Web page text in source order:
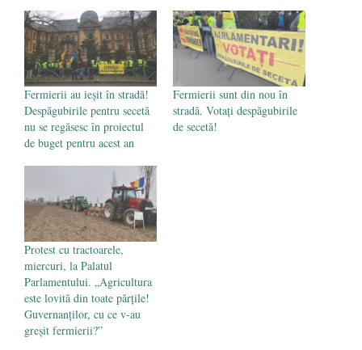
Voicescu, pomenit, duminică, la
Mănăstirea Cernica - 27 iulie 2024
Fermierii au ieșit în stradă!
Despăgubirile pentru secetă
nu se regăsesc în proiectul
de buget pentru acest an
Fermierii sunt din nou în
stradă. Votați despăgubirile
de secetă!
Protest cu tractoarele,
miercuri, la Palatul
Parlamentului. „Agricultura
este lovită din toate părțile!
Guvernanților, cu ce v-au
greșit fermierii?”